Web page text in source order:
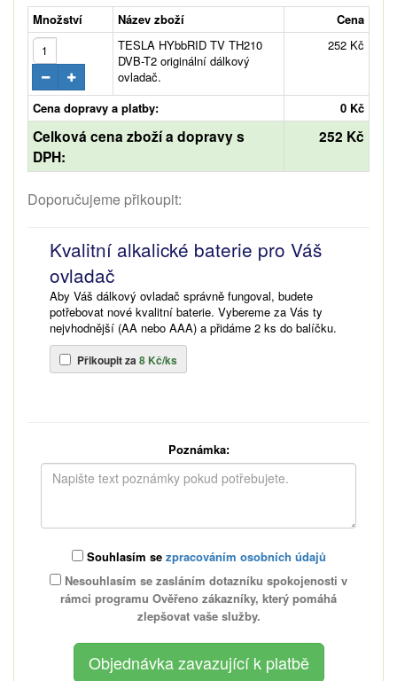
Množství Název zboží
Cena
TESLA HYbbRID TV TH210
DVB-T2 originální dálkový
ovladač.
252 Kč
Cena dopravy a platby: 0 Kč
Celková cena zboží a dopravy s
DPH:
252 Kč
Doporučujeme přikoupit:
Kvalitní alkalické baterie pro Váš
ovladač
Aby Váš dálkový ovladač správně fungoval, budete
potřebovat nové kvalitní baterie. Vybereme za Vás ty
nejvhodnější (AA nebo AAA) a přidáme 2 ks do balíčku.
Přikoupit za 8 Kč/ks
Poznámka:
Souhlasím se zpracováním osobních údajů
Nesouhlasím se zasláním dotazníku spokojenosti v
rámci programu Ověřeno zákazníky, který pomáhá
zlepšovat vaše služby.